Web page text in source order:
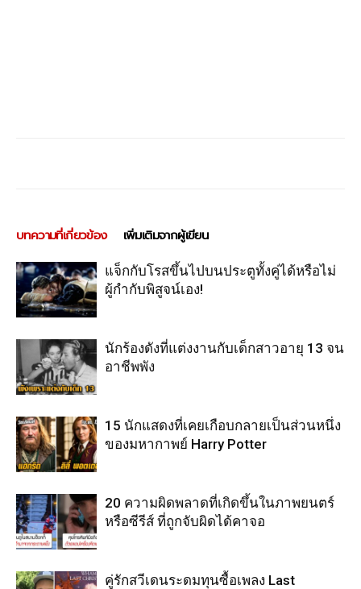
บทความที่เกี่ยวข้อง เพิ่มเติมจากผู้เขียน
แจ็กกับโรสขึ้นไปบนประตูทั้งคู่ได้หรือไม่
ผู้กำกับพิสูจน์เอง!
นักร้องดังที่แต่งงานกับเด็กสาวอายุ 13 จน
อาชีพพัง
15 นักแสดงที่เคยเกือบกลายเป็นส่วนหนึ่ง
ของมหากาพย์ Harry Potter
20 ความผิดพลาดที่เกิดขึ้นในภาพยนตร์
หรือซีรีส์ ที่ถูกจับผิดได้คาจอ
คู่รักสวีเดนระดมทุนซื้อเพลง Last